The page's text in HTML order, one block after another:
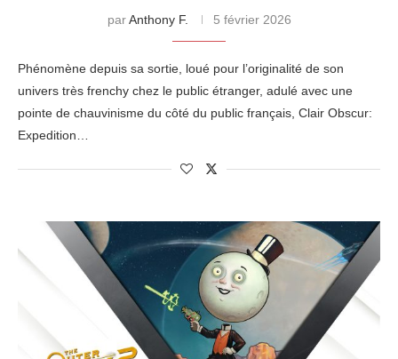
parAnthony F. 5 février 2026
Phénomène depuis sa sortie, loué pour l’originalité de son
univers très frenchy chez le public étranger, adulé avec une
pointe de chauvinisme du côté du public français, Clair Obscur:
Expedition…